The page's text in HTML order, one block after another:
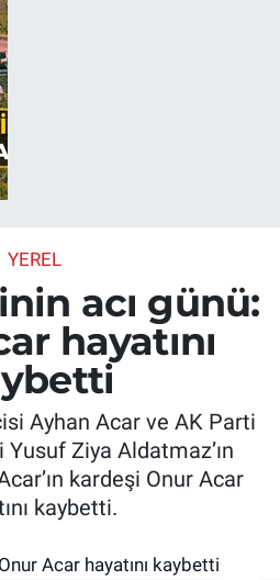
YEREL
acı günü:
hayatını
Ayhan Acar ve AK Parti
Ziya Aldatmaz’ın
kardeşi Onur Acar
kaybetti.